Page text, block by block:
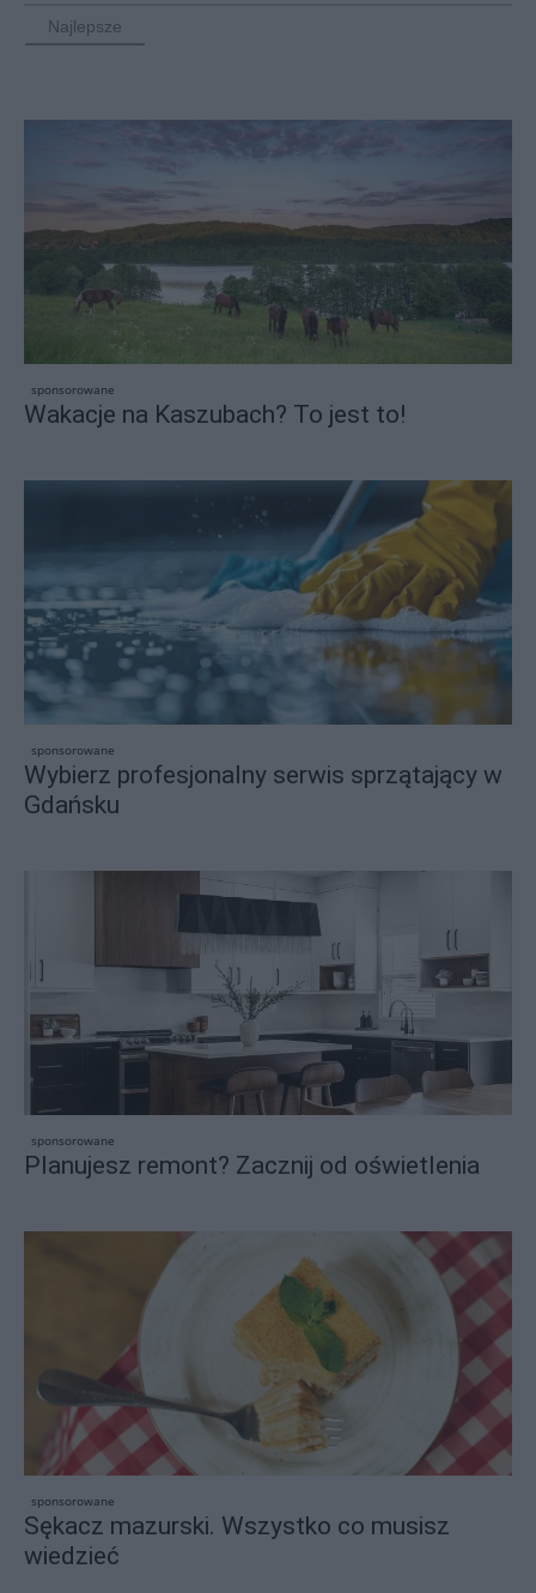
Najlepsze
sponsorowane
Wakacje na Kaszubach? To jest to!
sponsorowane
Wybierz profesjonalny serwis sprzątający w
Gdańsku
sponsorowane
Planujesz remont? Zacznij od oświetlenia
sponsorowane
Sękacz mazurski. Wszystko co musisz
wiedzieć